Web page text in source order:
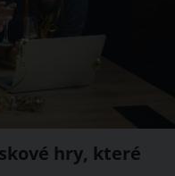
hry, které